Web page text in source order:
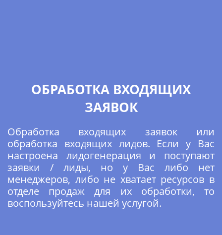
ОБРАБОТКА ВХОДЯЩИХ
ЗАЯВОК
Обработка входящих заявок или
обработка входящих лидов. Если у Вас
настроена лидогенерация и поступают
заявки / лиды, но у Вас либо нет
менеджеров, либо не хватает ресурсов в
отделе продаж для их обработки, то
воспользуйтесь нашей услугой.